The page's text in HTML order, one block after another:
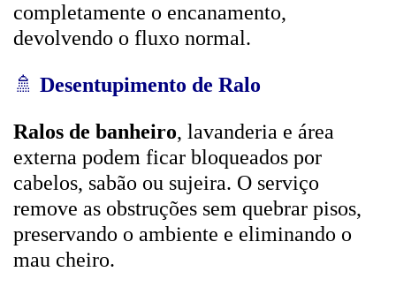
completamente o encanamento,
devolvendo o fluxo normal.
🚿 Desentupimento de Ralo
Ralos de banheiro, lavanderia e área
externa podem ficar bloqueados por
cabelos, sabão ou sujeira. O serviço
remove as obstruções sem quebrar pisos,
preservando o ambiente e eliminando o
mau cheiro.